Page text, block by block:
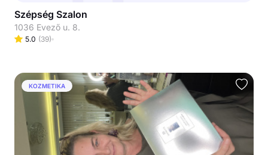
Szépség Szalon
1036 Evező u. 8.
5.0 (39)
KOZMETIKA